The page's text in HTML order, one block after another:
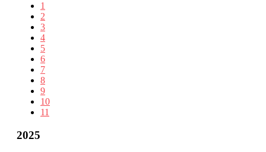
1
2
3
4
5
6
7
8
9
10
11
2025